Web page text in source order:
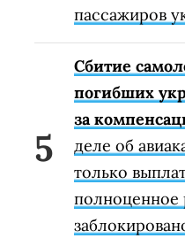
пассажиров
Сбитие
погибших
за
деле об
только
полноценное